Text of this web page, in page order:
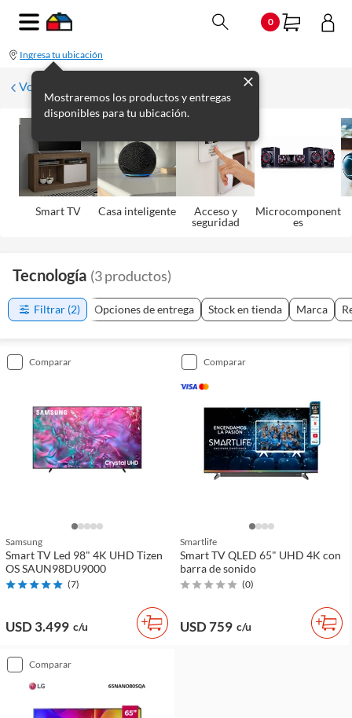
0
Ingresa tu ubicación
Mostraremos los productos y entregas
disponibles para tu ubicación.
Volver
Smart TV Casa inteligente
Acceso y
seguridad
Microcomponent
es
Tecnología (3productos)
Filtrar (2) Opciones de entrega Stock en tienda Marca
comparar
Samsung
Smart TV Led 98" 4K UHD Tizen
OS SAUN98DU9000
(7)
USD 3.499 c/u
comparar
Smartlife
Smart TV QLED 65" UHD 4K con
barra de sonido
(0)
USD 759 c/u
comparar